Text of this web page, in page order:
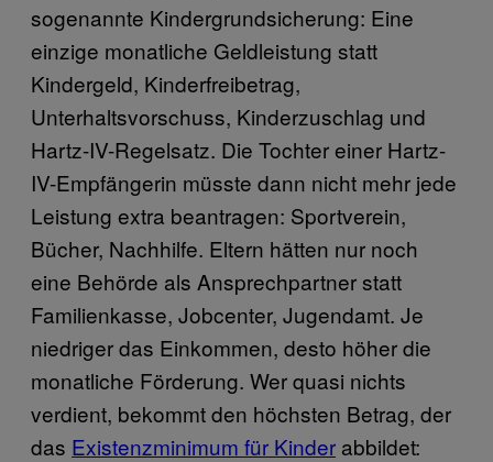
sogenannte Kindergrundsicherung: Eine
einzige monatliche Geldleistung statt
Kindergeld, Kinderfreibetrag,
Unterhaltsvorschuss, Kinderzuschlag und
Hartz-IV-Regelsatz. Die Tochter einer Hartz-
IV-Empfängerin müsste dann nicht mehr jede
Leistung extra beantragen: Sportverein,
Bücher, Nachhilfe. Eltern hätten nur noch
eine Behörde als Ansprechpartner statt
Familienkasse, Jobcenter, Jugendamt. Je
niedriger das Einkommen, desto höher die
monatliche Förderung. Wer quasi nichts
verdient, bekommt den höchsten Betrag, der
das Existenzminimum für Kinder abbildet: